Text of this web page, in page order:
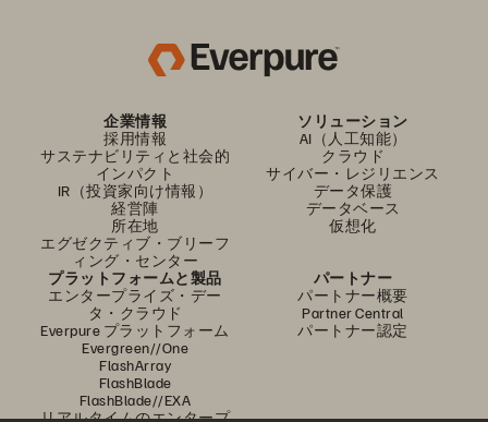
企業情報
採用情報
サステナビリティと社会的
インパクト
IR（投資家向け情報）
経営陣
所在地
エグゼクティブ・ブリーフ
ィング・センター
ソリューション
AI（人工知能）
クラウド
サイバー・レジリエンス
データ保護
データベース
仮想化
プラットフォームと製品
エンタープライズ・デー
タ・クラウド
Everpure プラットフォーム
Evergreen//One
FlashArray
FlashBlade
FlashBlade//EXA
リアルタイムのエンタープ
パートナー
パートナー概要
Partner Central
パートナー認定